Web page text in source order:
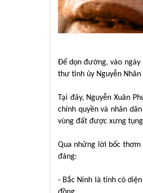
Để dọn đường, vào ngày
thư tỉnh ủy Nguyễn Nhân
Tại đây, Nguyễn Xuân
chính quyền và nhân
vùng đất được xưng
Qua những lời bốc
đảng:
- Bắc Ninh là tỉnh có